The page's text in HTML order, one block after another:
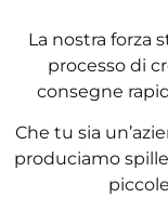
La nostra forza
processo di
consegne
Che tu sia
produciamo